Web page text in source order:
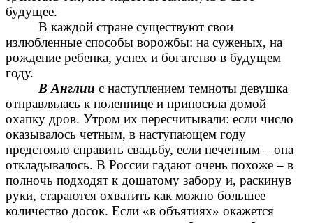
будущее.
В каждой стране существуют свои
излюбленные способы ворожбы: на суженых, на
рождение ребенка, успех и богатство в будущем
году.
В Англии с наступлением темноты девушка
отправлялась к поленнице и приносила домой
охапку дров. Утром их пересчитывали: если число
оказывалось четным, в наступающем году
предстояло справить свадьбу, если нечетным – она
откладывалось. В России гадают очень похоже – в
полночь подходят к дощатому забору и, раскинув
руки, стараются охватить как можно большее
количество досок. Если «в объятиях» окажется